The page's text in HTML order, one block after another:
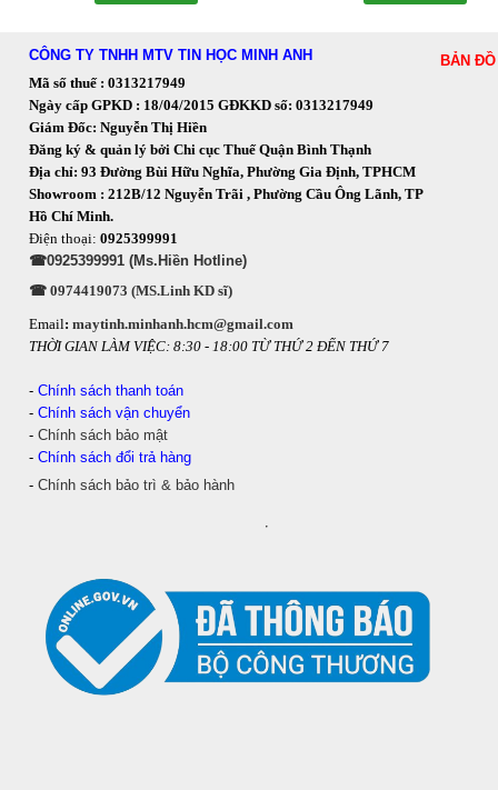
CÔNG TY TNHH MTV TIN HỌC MINH ANH
Mã số thuế : 0313217949
Ngày cấp GPKD : 18/04/2015 GĐKKD số: 0313217949
Giám Đốc: Nguyễn Thị Hiền
Đăng ký & quản lý bởi Chi cục Thuế Quận Bình Thạnh
Địa chỉ: 93 Đường Bùi Hữu Nghĩa, Phường Gia Định, TPHCM
Showroom : 212B/12 Nguyễn Trãi , Phường Cầu Ông Lãnh, TP
Hồ Chí Minh.
Điện thoại: 0925399991
☎0925399991 (Ms.Hiền Hotline)
☎ 0974419073 (MS.Linh KD sĩ)
Email: maytinh.minhanh.hcm@gmail.com
THỜI GIAN LÀM VIỆC: 8:30 - 18:00 TỪ THỨ 2 ĐẾN THỨ 7
- Chính sách thanh toán
- Chính sách vận chuyển
- Chính sách bảo mật
- Chính sách đổi trả hàng
- Chính sách bảo trì & bảo hành
BẢN